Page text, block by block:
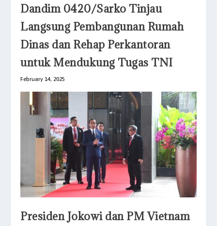
Dandim 0420/Sarko Tinjau
Langsung Pembangunan Rumah
Dinas dan Rehap Perkantoran
untuk Mendukung Tugas TNI
February 14, 2025
Presiden Jokowi dan PM Vietnam